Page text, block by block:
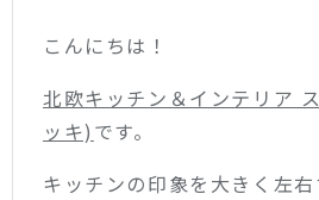
こんにちは！
北欧キッチン＆インテリア
ッキ) です。
キッチンの印象を大きく左